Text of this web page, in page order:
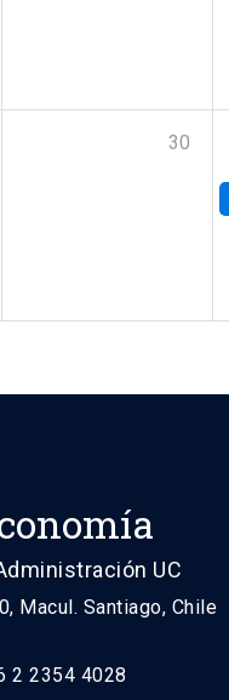
30
UC
Macul. Santiago, Chile
2 2354 4028